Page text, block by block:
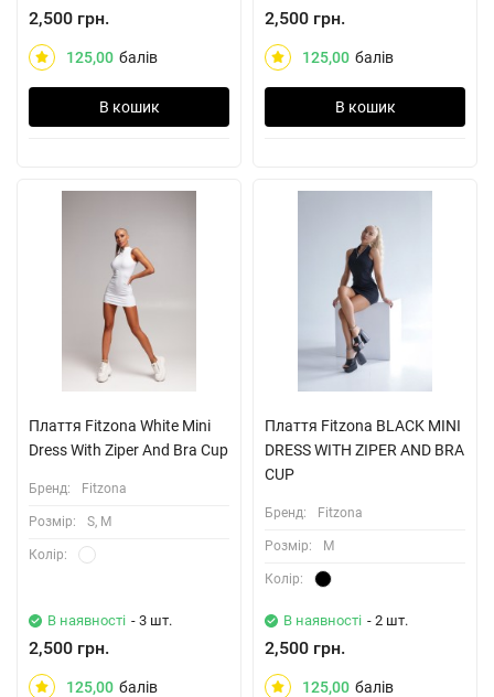
2,500 грн.
125,00 балів
В кошик
2,500 грн.
125,00 балів
В кошик
Плаття Fitzona White Mini
Dress With Ziper And Bra Cup
Бренд: Fitzona
Розмiр: S, M
Колiр:
В наявності - 3 шт.
2,500 грн.
125,00 балів
Плаття Fitzona BLACK MINI
DRESS WITH ZIPER AND BRA
CUP
Бренд: Fitzona
Розмiр: M
Колiр:
В наявності - 2 шт.
2,500 грн.
125,00 балів